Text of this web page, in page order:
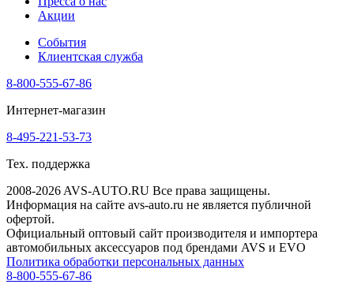
Акции
События
Клиентская служба
8-800-555-67-86
Интернет-магазин
8-495-221-53-73
Тех. поддержка
2008-2026 AVS-AUTO.RU Все права защищены.
Информация на сайте avs-auto.ru не является публичной
офертой.
Официальный оптовый сайт производителя и импортера
автомобильных аксессуаров под брендами AVS и EVO
Политика обработки персональных данных
8-800-555-67-86